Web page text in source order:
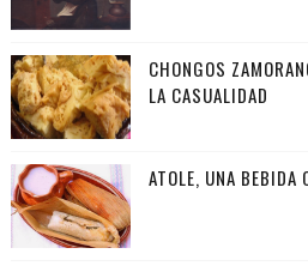
CHONGOS
LA CASUALIDAD
ATOLE, UNA BEBIDA